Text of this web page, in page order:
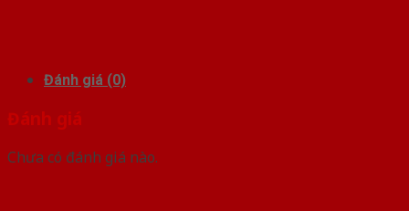
Đánh giá (0)
Đánh giá
Chưa có đánh giá nào.